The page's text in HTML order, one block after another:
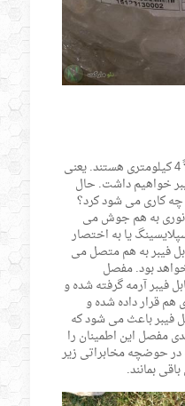
قرقره های کابل فیبر نوری معمولاً 4 کیلومتری هستند. یعنی
4 کیلومتر فیبر خواهیم داشت. حال
تر از 4 کیلومتر چه کاری می شود کرد؟
نوری به هم جوش می
یا به اختصار
فیبر به هم متصل می
بود. مفصل
فیبر آرمه گرفته شده و
قرار داده شده و
فیبر باعث می شود که
مفصل این اطمینان را
حوضچه مخابراتی زیر
بمانند.